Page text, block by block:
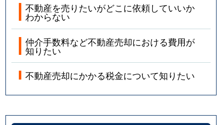
不動産を売りたいがどこに依頼していいか
わからない
仲介手数料など不動産売却における費用が
知りたい
不動産売却にかかる税金について知りたい